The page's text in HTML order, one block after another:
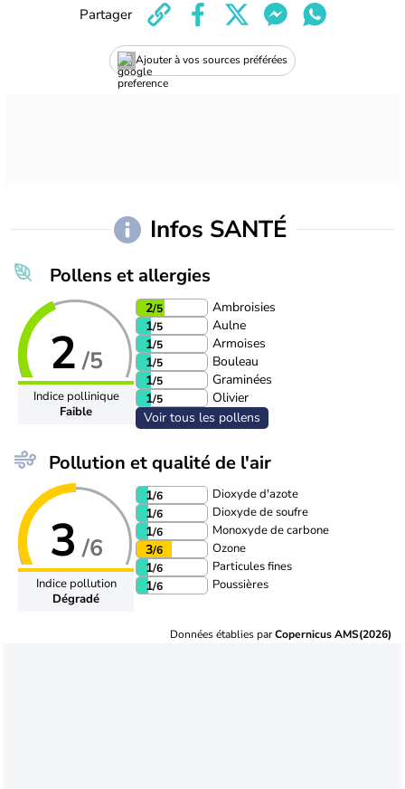
Ajouter à vos sources préférées
Partager
Infos SANTÉ
Pollens et allergies
2 /5
Indice pollinique
Faible
2/5
Ambroisies
1/5
Aulne
1/5
Armoises
1/5
Bouleau
1/5
Graminées
1/5
Olivier
Voir tous les pollens
Pollution et qualité de l'air
3 /6
Indice pollution
Dégradé
1/6 Dioxyde d'azote
1/6 Dioxyde de soufre
1/6 Monoxyde de carbone
3/6 Ozone
1/6 Particules fines
1/6 Poussières
Données établies parCopernicus AMS(2026)